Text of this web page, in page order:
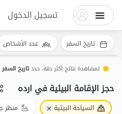
تسجيل الدخول
لمشاهدة نتائج أكثر دقة، حددتاريخ السفر
حجز الإقامة البيئية في ارده
السياحة البيئية منظر
تاريخ السفر عدد الأشخاص